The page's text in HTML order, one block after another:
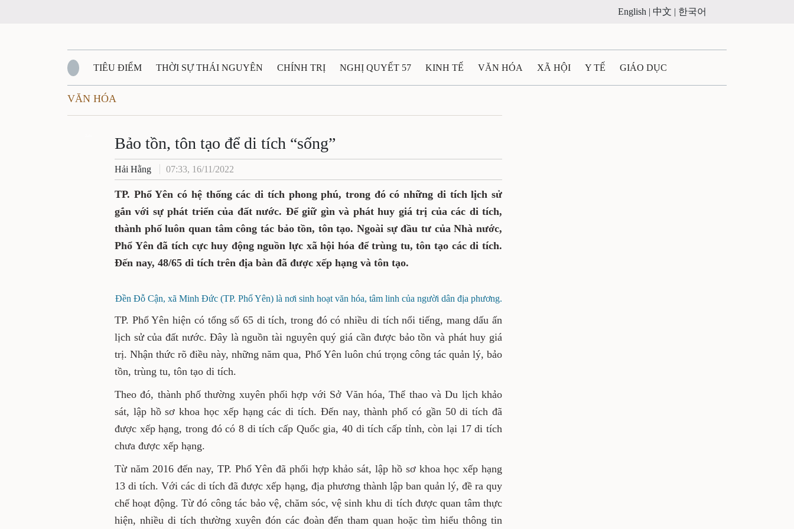
English | 中文 | 한국어
TIÊU ĐIỂM THỜI SỰ THÁI NGUYÊN CHÍNH TRỊ NGHỊ QUYẾT 57 KINH TẾ VĂN HÓA XÃ HỘI Y TẾ GIÁO DỤC
QUỐC PHÒNG - AN NINH
QUÊ HƯƠNG - ĐẤT NƯỚC QUỐC TẾ TÀI NGUYÊN - MÔI TRƯỜNG
VĂN BẢN, CHÍNH SÁCH MỚI VĂN NGHỆ THÁI NGUYÊN
VĂN HÓA
Bảo tồn, tôn tạo để di tích “sống”
Hải Hằng 07:33, 16/11/2022
TP. Phổ Yên có hệ thống các di tích phong phú, trong đó có những di
tích lịch sử gắn với sự phát triển của đất nước. Để giữ gìn và phát
huy giá trị của các di tích, thành phố luôn quan tâm công tác bảo
tồn, tôn tạo. Ngoài sự đầu tư của Nhà nước, Phổ Yên đã tích cực huy
động nguồn lực xã hội hóa để trùng tu, tôn tạo các di tích. Đến nay,
Đền Đỗ Cận, xã Minh Đức (TP. Phổ Yên) là nơi sinh hoạt văn hóa, tâm linh của người
dân địa phương.
TP. Phổ Yên hiện có tổng số 65 di tích, trong đó có nhiều di tích nổi tiếng,
mang dấu ấn lịch sử của đất nước. Đây là nguồn tài nguyên quý giá cần
Phổ Yên luôn chú trọng công tác quản lý, bảo tồn, trùng tu, tôn tạo di tích.
Theo đó, thành phố thường xuyên phối hợp với Sở Văn hóa, Thể thao và
Du lịch khảo sát, lập hồ sơ khoa học xếp hạng các di tích. Đến nay, thành
40 di tích cấp tỉnh, còn lại 17 di tích chưa được xếp hạng.
Từ năm 2016 đến nay, TP. Phổ Yên đã phối hợp khảo sát, lập hồ sơ khoa
học xếp hạng 13 di tích. Với các di tích đã được xếp hạng, địa phương